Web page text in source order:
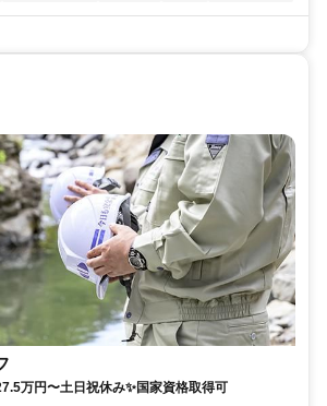
万円〜土日祝休み✨国家資格取得可